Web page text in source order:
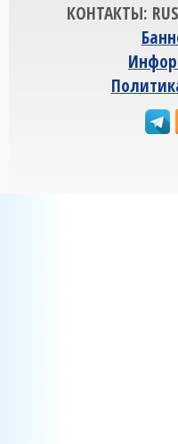
КОНТАКТЫ: